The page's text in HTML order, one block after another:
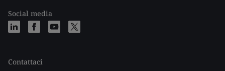
Social media
Contattaci